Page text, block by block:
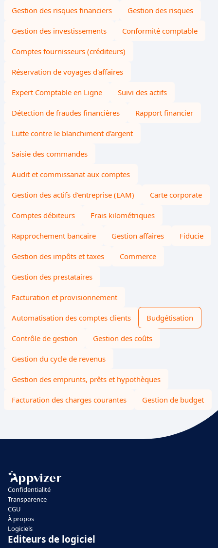
Gestion des risques financiers Gestion des risques
Gestion des investissements Conformité comptable
Comptes fournisseurs (créditeurs)
Réservation de voyages d'affaires
Expert Comptable en Ligne Suivi des actifs
Détection de fraudes financières Rapport financier
Lutte contre le blanchiment d'argent
Saisie des commandes
Audit et commissariat aux comptes
Gestion des actifs d'entreprise (EAM) Carte corporate
Comptes débiteurs Frais kilométriques
Rapprochement bancaire Gestion affaires Fiducie
Gestion des impôts et taxes Commerce
Gestion des prestataires
Facturation et provisionnement
Automatisation des comptes clients Budgétisation
Contrôle de gestion Gestion des coûts
Gestion du cycle de revenus
Gestion des emprunts, prêts et hypothèques
Facturation des charges courantes Gestion de budget
Confidentialité
Transparence
CGU
À propos
Logiciels
Editeurs de logiciel